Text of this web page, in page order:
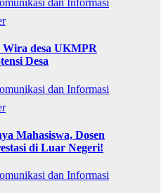
dan Informasi
desa UKMPR
Desa
dan Informasi
Mahasiswa, Dosen
di Luar Negeri!
dan Informasi